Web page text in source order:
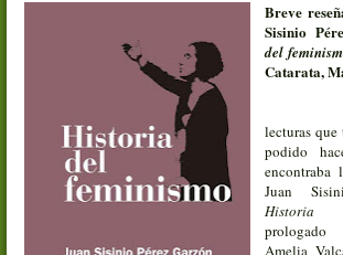
Breve
Sisinio
del
Catarata,
lecturas
podido
encontraba
Juan
Historia
Amelia